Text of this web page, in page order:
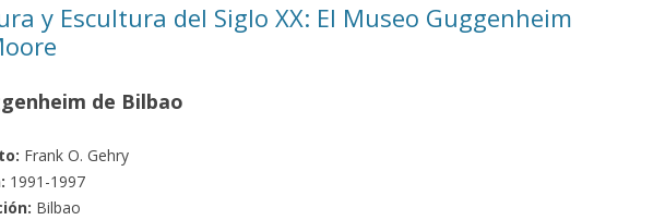
y Escultura del Siglo XX: El Museo Guggenheim
de Bilbao
Frank O. Gehry
1991-1997
Bilbao